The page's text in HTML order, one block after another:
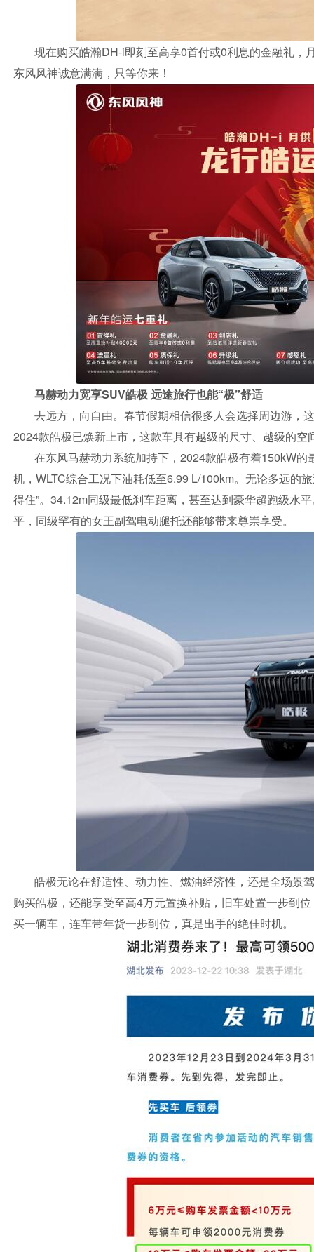
现在购买皓瀚DH-i即刻至高享0首付或0利息的金融礼，
东风风神诚意满满，只等你来！
马赫动力宽享SUV皓极 远途旅行也能“极”舒适
去远方，向自由。春节假期相信很多人会选择周边游，
2024款皓极已焕新上市，这款车具有越级的尺寸、越级的空
在东风马赫动力系统加持下，2024款皓极有着150kW
机，WLTC综合工况下油耗低至6.99 L/100km。无论多远的
得住”。34.12m同级最低刹车距离，甚至达到豪华超跑级水
平，同级罕有的女王副驾电动腿托还能够带来尊崇享受。
皓极无论在舒适性、动力性、燃油经济性，还是全场景
购买皓极，还能享受至高4万元置换补贴，旧车处置一步到
买一辆车，连车带年货一步到位，真是出手的绝佳时机。